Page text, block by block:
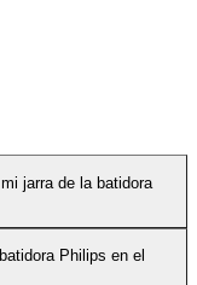
jarra de la batidora
Philips en el